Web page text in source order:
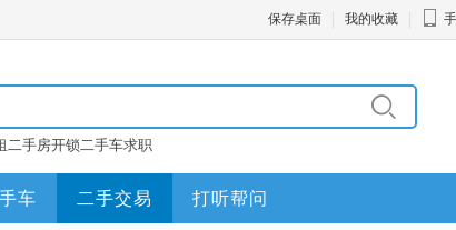
保存桌面 我的收藏
二手房开锁二手车求职
车 二手交易 打听帮问